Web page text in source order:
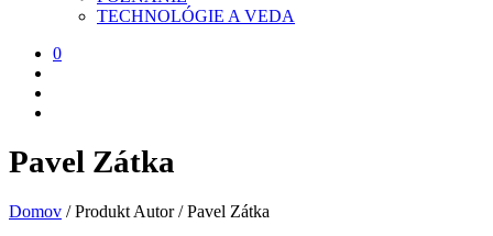
TECHNOLÓGIE A VEDA
0
Pavel Zátka
Domov /Produkt Autor/Pavel Zátka